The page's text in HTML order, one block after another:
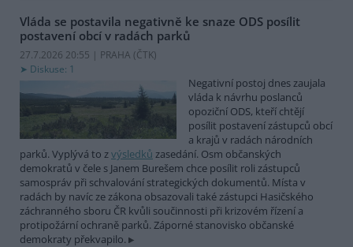
Vláda se postavila negativně ke snaze ODS posílit
postavení obcí v radách parků
27.7.2026 20:55 | PRAHA (ČTK)
Diskuse: 1
Negativní postoj dnes zaujala
vláda k návrhu poslanců
opoziční ODS, kteří chtějí
posílit postavení zástupců obcí
a krajů v radách národních
parků. Vyplývá to zvýsledků zasedání. Osm občanských
demokratů v čele s Janem Burešem chce posílit roli zástupců
samospráv při schvalování strategických dokumentů. Místa v
radách by navíc ze zákona obsazovali také zástupci Hasičského
záchranného sboru ČR kvůli součinnosti při krizovém řízení a
protipožární ochraně parků. Záporné stanovisko občanské
demokraty překvapilo.